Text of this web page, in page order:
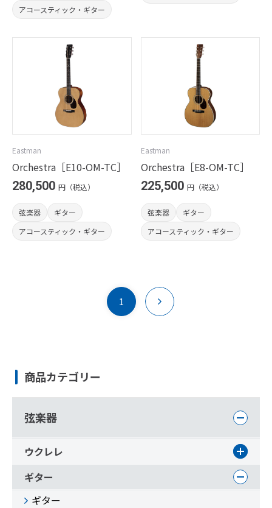
アコースティック・ギター
Eastman
Orchestra［E10-OM-TC］
280,500 円（税込）
弦楽器
ギター
アコースティック・ギター
Eastman
Orchestra［E8-OM-TC］
225,500 円（税込）
弦楽器
ギター
アコースティック・ギター
1
商品カテゴリー
弦楽器
ウクレレ
ギター
ギター